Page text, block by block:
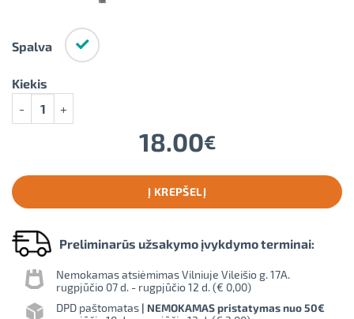
Spalva
Kiekis
18.00€
Į KREPŠELĮ
Preliminarūs užsakymo įvykdymo terminai:
Nemokamas atsiėmimas Vilniuje Vileišio g. 17A.
rugpjūčio 07 d. - rugpjūčio 12 d. (€ 0,00)
DPD paštomatas | NEMOKAMAS pristatymas nuo 50€